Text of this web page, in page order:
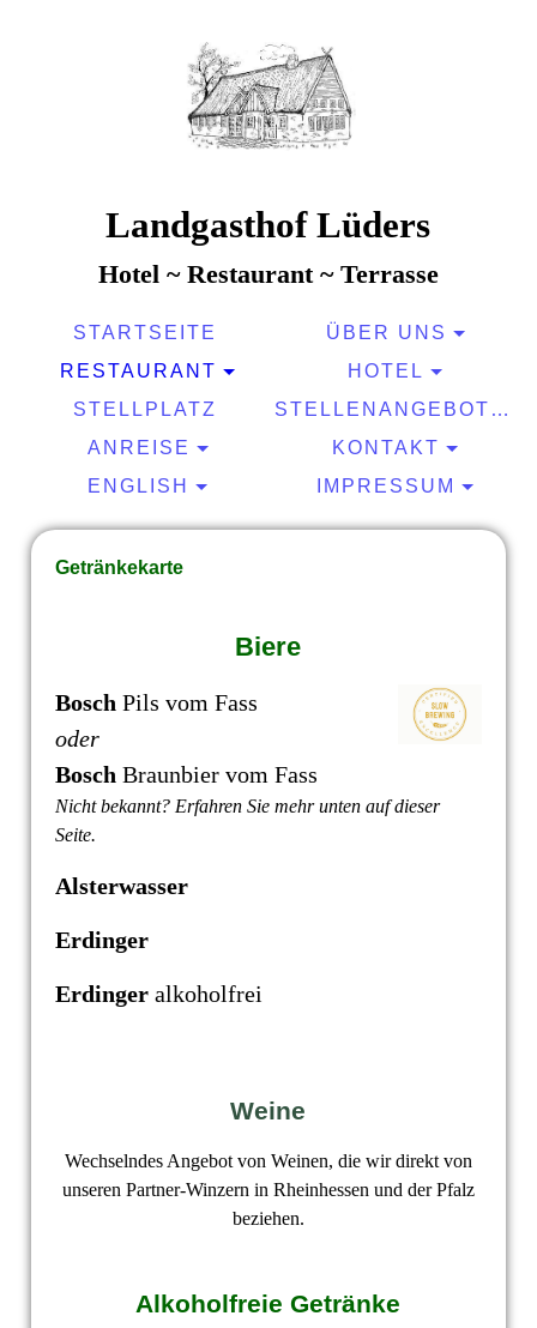
Landgasthof Lüders
Hotel ~ Restaurant ~ Terrasse
STARTSEITE
ÜBER UNS
RESTAURANT
HOTEL
STELLPLATZ
STELLENANGEBOTE
ANREISE
KONTAKT
ENGLISH
IMPRESSUM
Getränkekarte
Biere
Bosch Pils vom Fass
oder
Bosch Braunbier vom Fass
Nicht bekannt? Erfahren Sie mehr unten auf dieser
Seite.
Alsterwasser
Erdinger
Erdingeralkoholfrei
Weine
Wechselndes Angebot von Weinen, die wir direkt von
unseren Partner-Winzern in Rheinhessen und der Pfalz
beziehen.
Alkoholfreie Getränke